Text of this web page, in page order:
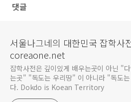
댓글
서울나그네의 대한민국 잡학사
coreaone.net
잡학사전은 깊이있게 배우는곳이 아닌 "
는곳" "독도는 우리땅" 이 아니라 "독도
다. Dokdo is Koean Territory